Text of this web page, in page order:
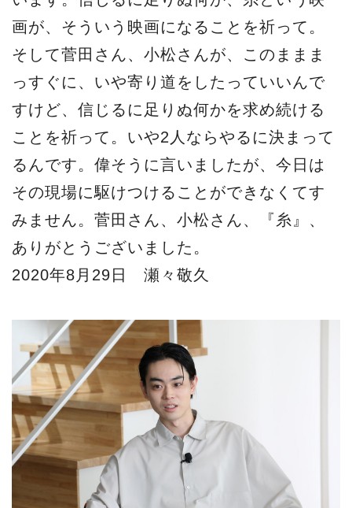
画が、そういう映画になることを祈って。
そして菅田さん、小松さんが、このままま
っすぐに、いや寄り道をしたっていいんで
すけど、信じるに足りぬ何かを求め続ける
ことを祈って。いや2人ならやるに決まって
るんです。偉そうに言いましたが、今日は
その現場に駆けつけることができなくてす
みません。菅田さん、小松さん、『糸』、
ありがとうございました。
2020年8月29日 瀬々敬久